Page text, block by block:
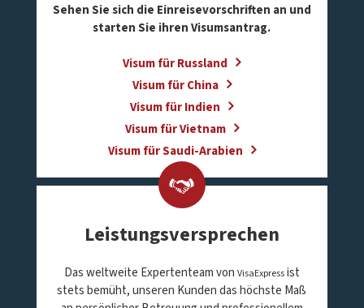
Sehen Sie sich die Einreisevorschriften an und
starten Sie ihren Visumsantrag.
Visum für Russland
Visum für China
Visum für Indien
Visum für Vietnam
Visum für Saudi-Arabien
Leistungsversprechen
Das weltweite Expertenteam von VisaExpressist
stets bemüht, unseren Kunden das höchste Maß